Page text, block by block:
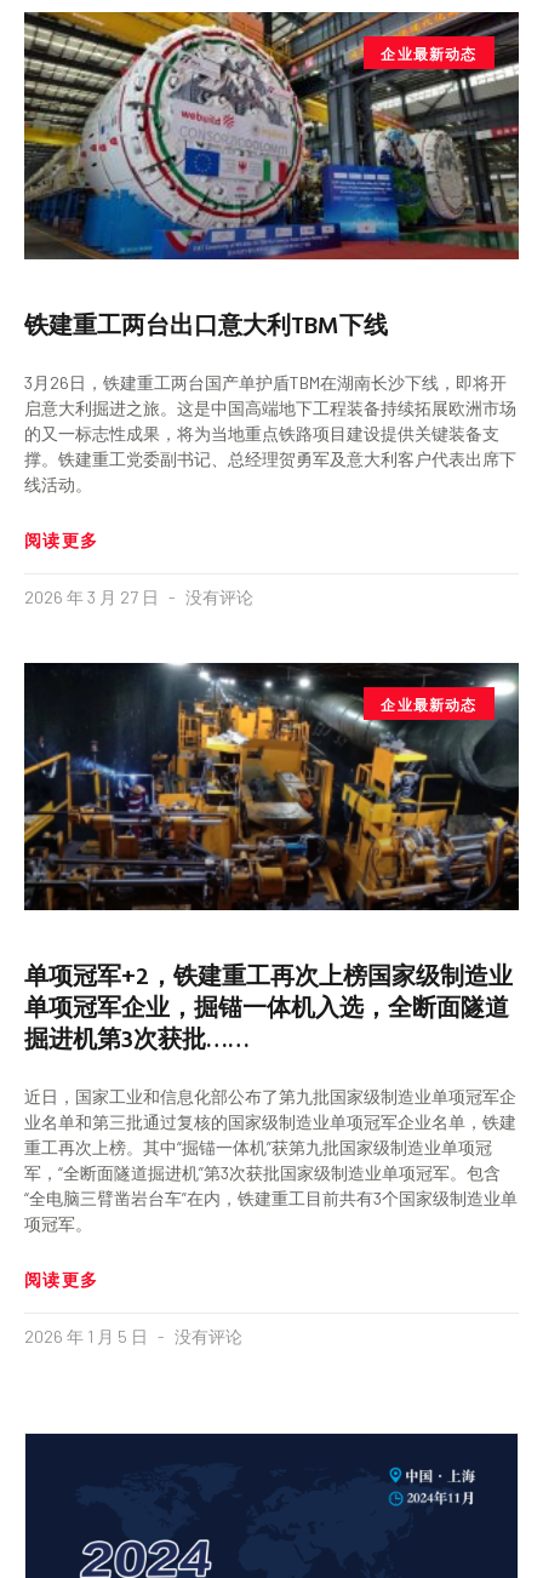
企业最新动态
铁建重工两台出口意大利TBM下线
3月26日，铁建重工两台国产单护盾TBM在湖南长沙下线，即将开
启意大利掘进之旅。这是中国高端地下工程装备持续拓展欧洲市场
的又一标志性成果，将为当地重点铁路项目建设提供关键装备支
撑。铁建重工党委副书记、总经理贺勇军及意大利客户代表出席下
线活动。
阅读更多
2026 年 3 月 27 日 没有评论
企业最新动态
单项冠军+2，铁建重工再次上榜国家级制造业
单项冠军企业，掘锚一体机入选，全断面隧道
掘进机第3次获批……
近日，国家工业和信息化部公布了第九批国家级制造业单项冠军企
业名单和第三批通过复核的国家级制造业单项冠军企业名单，铁建
重工再次上榜。其中“掘锚一体机”获第九批国家级制造业单项冠
军，“全断面隧道掘进机”第3次获批国家级制造业单项冠军。包含
“全电脑三臂凿岩台车”在内，铁建重工目前共有3个国家级制造业单
项冠军。
阅读更多
2026 年 1 月 5 日 没有评论